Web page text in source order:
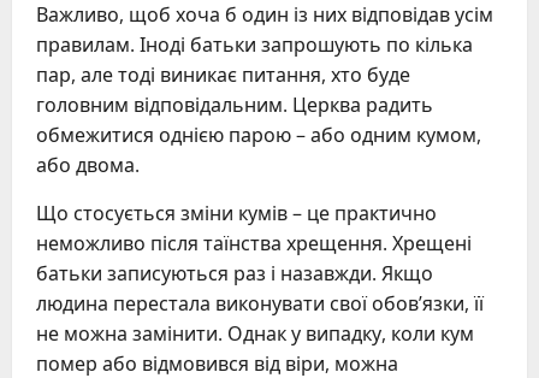
Важливо, щоб хоча б один із них відповідав усім
правилам. Іноді батьки запрошують по кілька
пар, але тоді виникає питання, хто буде
головним відповідальним. Церква радить
обмежитися однією парою – або одним кумом,
або двома.
Що стосується зміни кумів – це практично
неможливо після таїнства хрещення. Хрещені
батьки записуються раз і назавжди. Якщо
людина перестала виконувати свої обов’язки, її
не можна замінити. Однак у випадку, коли кум
помер або відмовився від віри, можна